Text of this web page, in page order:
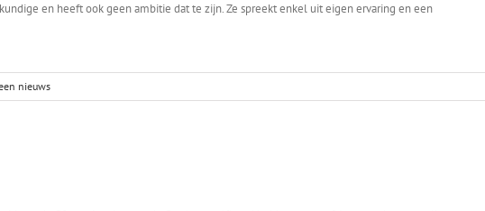
en heeft ook geen ambitie dat te zijn. Ze spreekt enkel uit eigen ervaring en een
nieuws